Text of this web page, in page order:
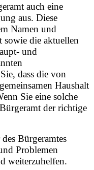
auch eine
aus. Diese
Namen und
sowie die aktuellen
und
dass die von
Haushalt
Sie eine solche
der richtige
Bürgeramtes
Problemen
weiterzuhelfen.